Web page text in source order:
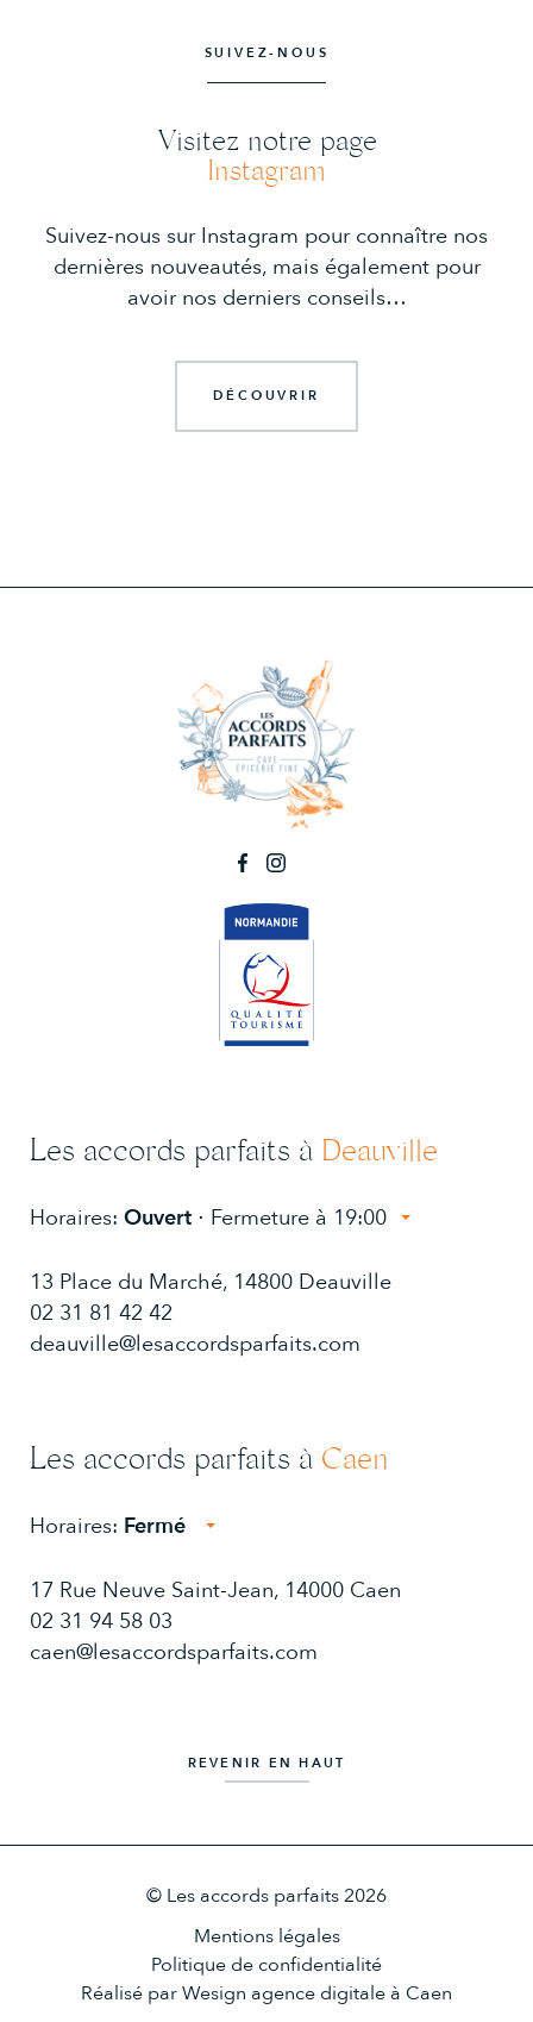
SUIVEZ-NOUS
Visitez notre page
Instagram
Suivez-nous sur Instagram pour connaître nos
dernières nouveautés, mais également pour
avoir nos derniers conseils…
DÉCOUVRIR
Les accords parfaits à Deauville
Horaires: Ouvert ⋅ Fermeture à 19:00
Mardi:
10:00 - 13:30, 14:30 - 19:00
Mercredi:
Jeudi:
10:00 - 13:30, 14:30 - 19:00
13 Place du Marché, 14800 Deauville
02 31 81 42 42
deauville@lesaccordsparfaits.com
Les accords parfaits à Caen
Horaires: Fermé
Mardi:
10:00 - 13:00, 14:00 - 19:00
Mercredi:
Jeudi:
10:00 - 13:00, 14:00 - 19:00
17 Rue Neuve Saint-Jean, 14000 Caen
02 31 94 58 03
caen@lesaccordsparfaits.com
REVENIR EN HAUT
© Les accords parfaits 2026
Mentions légales
Politique de confidentialité
Réalisé parWesign agence digitale à Caen